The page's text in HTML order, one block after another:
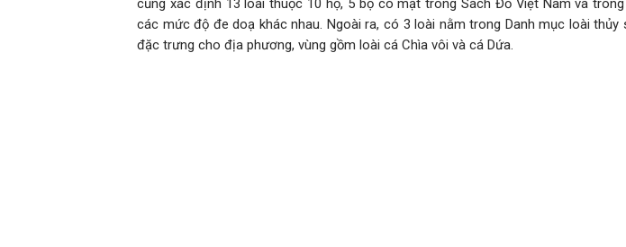
cũng xác định 13 loài thuộc 10 họ, 5 bộ có mặt trong Sách Đỏ Việt Nam và
các mức độ đe doạ khác nhau. Ngoài ra, có 3 loài nằm trong Danh mục loài thủy
đặc trưng cho địa phương, vùng gồm loài cá Chìa vôi và cá Dứa.